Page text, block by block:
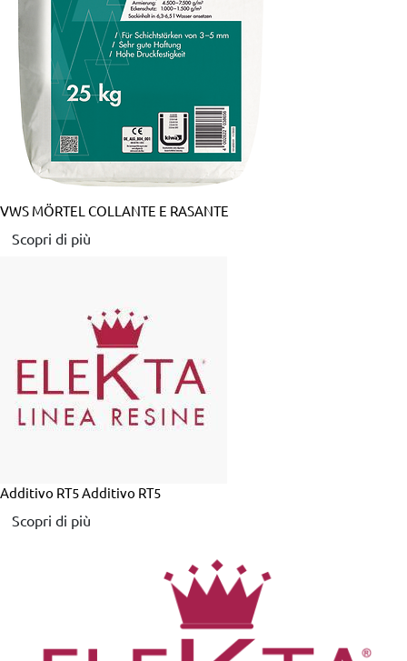
VWS MÖRTEL COLLANTE E RASANTE
Scopri di più
Additivo RT5Additivo RT5
Scopri di più